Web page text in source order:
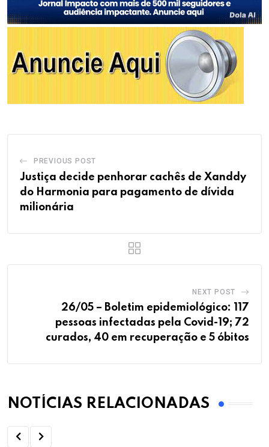
PREVIOUS POST
Justiça decide penhorar cachês de Xanddy
do Harmonia para pagamento de dívida
milionária
NEXT POST
26/05 – Boletim epidemiológico: 117
pessoas infectadas pela Covid-19; 72
curados, 40 em recuperação e 5 óbitos
NOTÍCIAS RELACIONADAS